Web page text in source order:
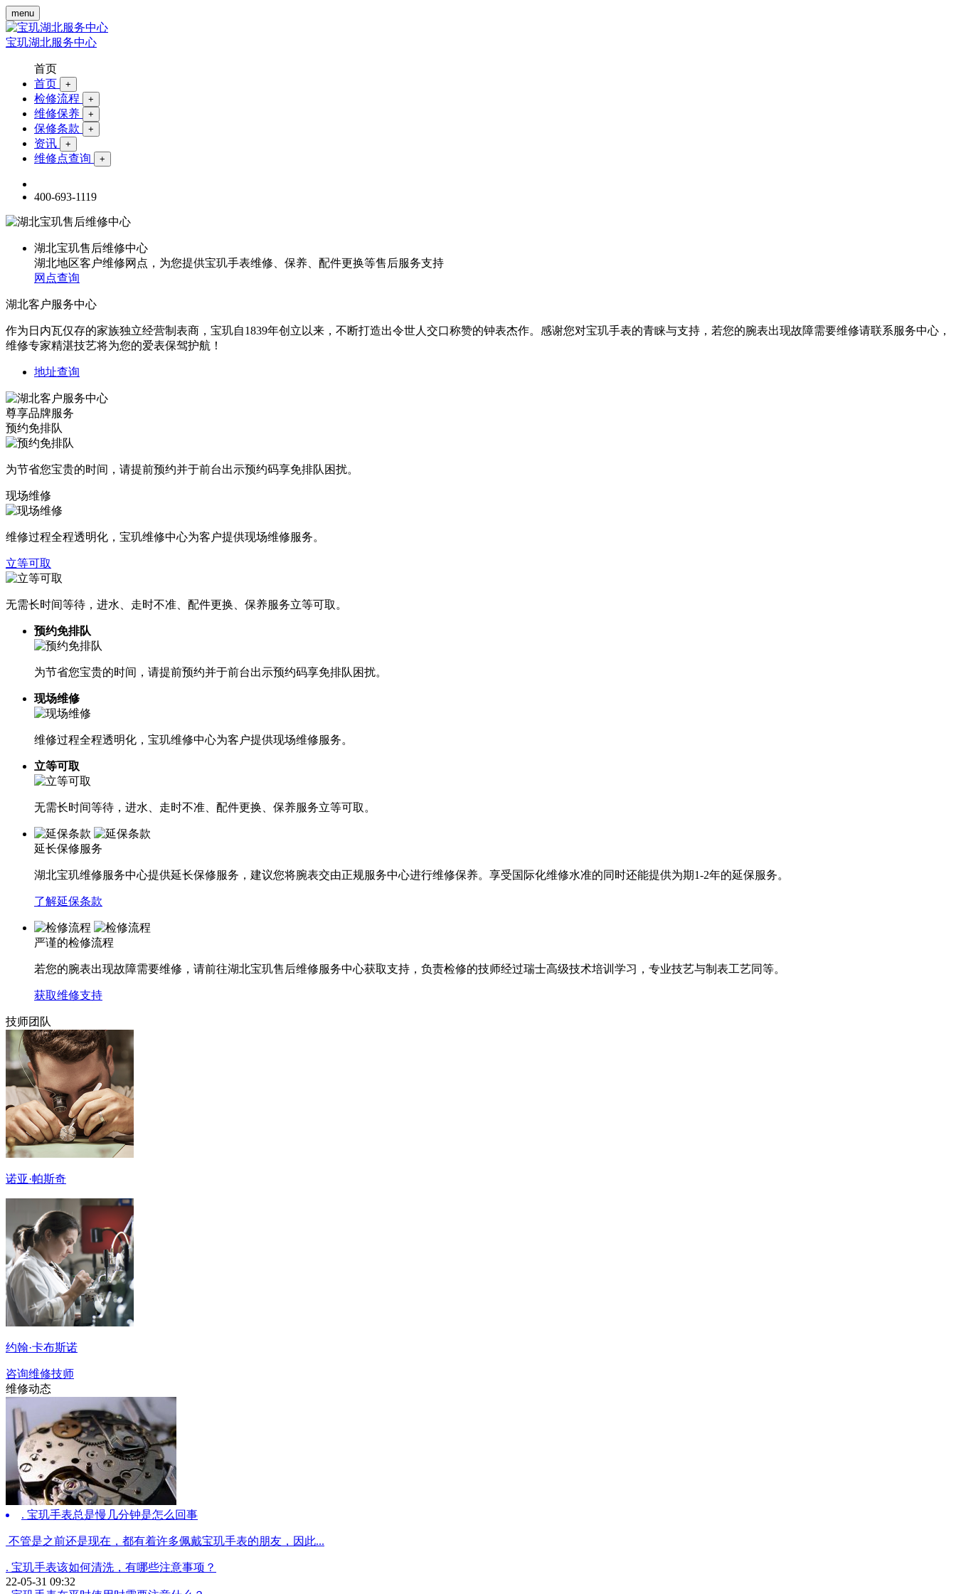
menu
宝玑湖北服务中心
首页
首页
+
检修流程 +
维修保养 +
保修条款 +
资讯 +
维修点查询 +
400-693-1119
湖北宝玑售后维修中心
湖北地区客户维修网点，为您提供宝玑手表维修、保养、配件更换等售后服务支持
网点查询
湖北客户服务中心
作为日内瓦仅存的家族独立经营制表商，宝玑自1839年创立以来，不断打造出令世人交口称赞的钟表杰作。感谢您对宝玑手表的青睐与支持，若您的腕表出现故障需要维修请联系服务中心，
维修专家精湛技艺将为您的爱表保驾护航！
地址查询
尊享品牌服务
预约免排队
为节省您宝贵的时间，请提前预约并于前台出示预约码享免排队困扰。
现场维修
维修过程全程透明化，宝玑维修中心为客户提供现场维修服务。
立等可取
无需长时间等待，进水、走时不准、配件更换、保养服务立等可取。
预约免排队
为节省您宝贵的时间，请提前预约并于前台出示预约码享免排队困扰。
现场维修
维修过程全程透明化，宝玑维修中心为客户提供现场维修服务。
立等可取
无需长时间等待，进水、走时不准、配件更换、保养服务立等可取。
延长保修服务
湖北宝玑维修服务中心提供延长保修服务，建议您将腕表交由正规服务中心进行维修保养。享受国际化维修水准的同时还能提供为期1-2年的延保服务。
了解延保条款
严谨的检修流程
若您的腕表出现故障需要维修，请前往湖北宝玑售后维修服务中心获取支持，负责检修的技师经过瑞士高级技术培训学习，专业技艺与制表工艺同等。
获取维修支持
技师团队
诺亚·帕斯奇
约翰·卡布斯诺
咨询维修技师
维修动态
. 宝玑手表总是慢几分钟是怎么回事
 不管是之前还是现在，都有着许多佩戴宝玑手表的朋友，因此...
. 宝玑手表该如何清洗，有哪些注意事项？
22-05-31 09:32